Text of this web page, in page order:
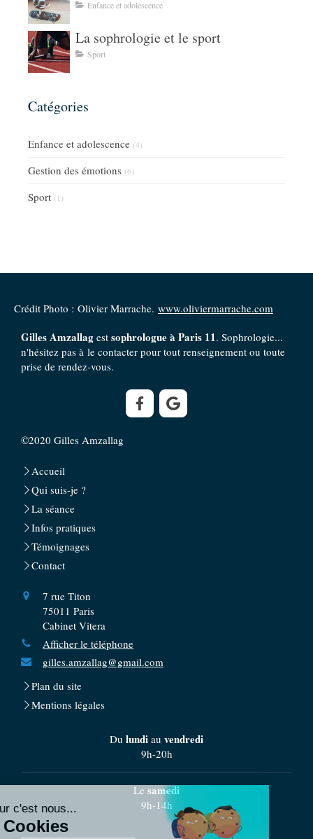
Enfance et adolescence
La sophrologie et le sport
Sport
Catégories
Enfance et adolescence (4)
Gestion des émotions (6)
Sport (1)
Crédit Photo : Olivier Marrache. www.oliviermarrache.com
Gilles Amzallag est sophrologue à Paris 11. Sophrologie...
n'hésitez pas à le contacter pour tout renseignement ou toute
prise de rendez-vous.
©2020 Gilles Amzallag
Accueil
Qui suis-je ?
La séance
Infos pratiques
Témoignages
Contact
7 rue Titon
75011 Paris
Cabinet Vitera
Afficher le téléphone
gilles.amzallag@gmail.com
Plan du site
Mentions légales
Du lundi au vendredi
9h-20h
Le samedi
9h-14h